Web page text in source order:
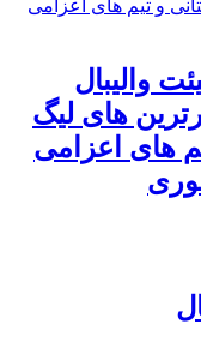
والیبال
های لیگ
های اعزامی